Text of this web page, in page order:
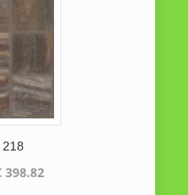
218
398.82Prijsklasse: